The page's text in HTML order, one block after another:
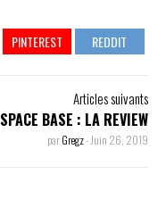
Articles suivants
SPACE BASE : LA REVIEW
parGregz- Juin 26, 2019